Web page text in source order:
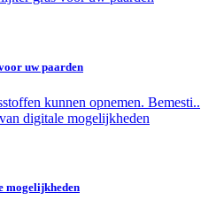
uw paarden
kunnen opnemen. Bemesti..
mogelijkheden